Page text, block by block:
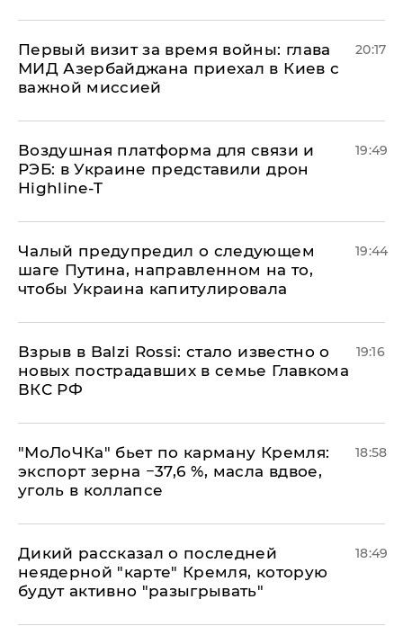
Первый визит за время войны: глава
МИД Азербайджана приехал в Киев с
важной миссией
20:17
Воздушная платформа для связи и
РЭБ: в Украине представили дрон
Highline-T
19:49
Чалый предупредил о следующем
шаге Путина, направленном на то,
чтобы Украина капитулировала
19:44
Взрыв в Balzi Rossi: стало известно о
новых пострадавших в семье Главкома
ВКС РФ
19:16
​"МоЛоЧКа" бьет по карману Кремля:
экспорт зерна −37,6 %, масла вдвое,
уголь в коллапсе
18:58
Дикий рассказал о последней
неядерной "карте" Кремля, которую
будут активно "разыгрывать"
18:49